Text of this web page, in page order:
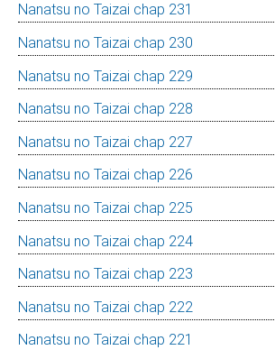
Nanatsu no Taizai chap 231
Nanatsu no Taizai chap 230
Nanatsu no Taizai chap 229
Nanatsu no Taizai chap 228
Nanatsu no Taizai chap 227
Nanatsu no Taizai chap 226
Nanatsu no Taizai chap 225
Nanatsu no Taizai chap 224
Nanatsu no Taizai chap 223
Nanatsu no Taizai chap 222
Nanatsu no Taizai chap 221